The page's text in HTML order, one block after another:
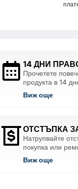
14 ДНИ
Прочетете
продукта в 14
Виж още
ОТСТЪПКА
Натрупвайте
покупка или
Виж още